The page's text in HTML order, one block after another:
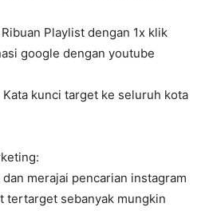
Playlist dengan 1x klik
google dengan youtube
kunci target ke seluruh kota
merajai pencarian instagram
tertarget sebanyak mungkin